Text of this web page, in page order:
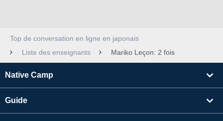
Top de conversation en ligne en japonais
Liste des enseignants
Mariko Leçon: 2 fois
Native Camp
Guide